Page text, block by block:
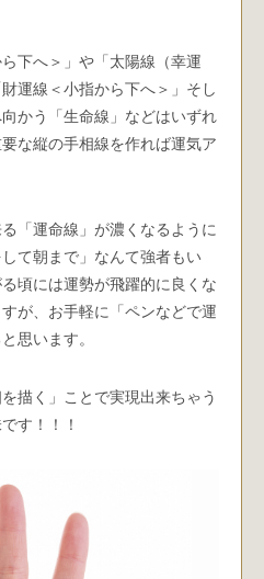
下へ＞」や「太陽線（幸運
運線＜小指から下へ＞」そし
かう「生命線」などはいずれ
な縦の手相線を作れば運気ア
「運命線」が濃くなるように
て朝まで」なんて強者もい
頃には運勢が飛躍的に良くな
が、お手軽に「ペンなどで運
思います。
描く」ことで実現出来ちゃう
す！！！